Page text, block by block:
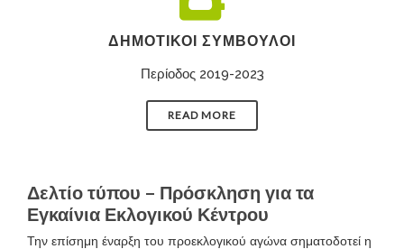
ΔΗΜΟΤΙΚΟΊ ΣΎΜΒΟΥΛΟΙ
Περίοδος 2019-2023
READ MORE
Δελτίο τύπου – Πρόσκληση για τα
Εγκαίνια Εκλογικού Κέντρου
Την επίσημη έναρξη του προεκλογικού αγώνα σηματοδοτεί η